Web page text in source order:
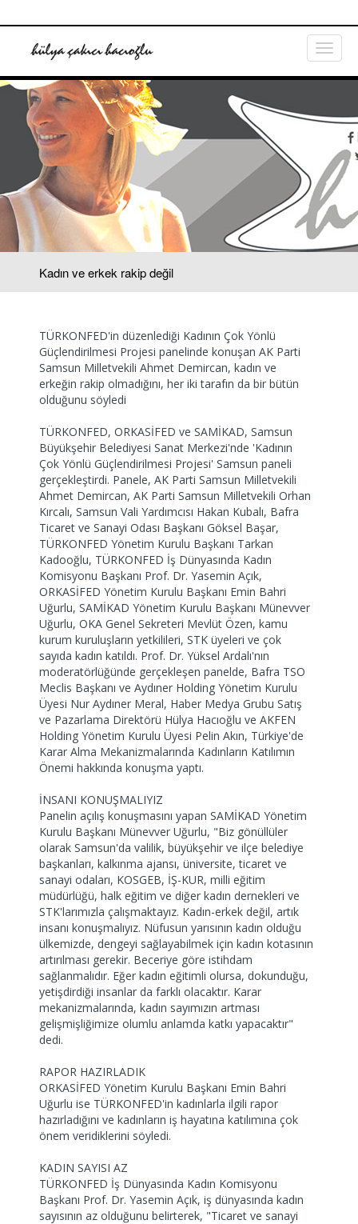
Kadın ve erkek rakip değil
TÜRKONFED'in düzenlediği Kadının Çok Yönlü
Güçlendirilmesi Projesi panelinde konuşan AK Parti
Samsun Milletvekili Ahmet Demircan, kadın ve
erkeğin rakip olmadığını, her iki tarafın da bir bütün
olduğunu söyledi
TÜRKONFED, ORKASİFED ve SAMİKAD, Samsun
Büyükşehir Belediyesi Sanat Merkezi'nde 'Kadının
Çok Yönlü Güçlendirilmesi Projesi' Samsun paneli
gerçekleştirdi. Panele, AK Parti Samsun Milletvekili
Ahmet Demircan, AK Parti Samsun Milletvekili Orhan
Kırcalı, Samsun Vali Yardımcısı Hakan Kubalı, Bafra
Ticaret ve Sanayi Odası Başkanı Göksel Başar,
TÜRKONFED Yönetim Kurulu Başkanı Tarkan
Kadooğlu, TÜRKONFED İş Dünyasında Kadın
Komisyonu Başkanı Prof. Dr. Yasemin Açık,
ORKASİFED Yönetim Kurulu Başkanı Emin Bahri
Uğurlu, SAMİKAD Yönetim Kurulu Başkanı Münevver
Uğurlu, OKA Genel Sekreteri Mevlüt Özen, kamu
kurum kuruluşların yetkilileri, STK üyeleri ve çok
sayıda kadın katıldı. Prof. Dr. Yüksel Ardalı'nın
moderatörlüğünde gerçekleşen panelde, Bafra TSO
Meclis Başkanı ve Aydıner Holding Yönetim Kurulu
Üyesi Nur Aydıner Meral, Haber Medya Grubu Satış
ve Pazarlama Direktörü Hülya Hacıoğlu ve AKFEN
Holding Yönetim Kurulu Üyesi Pelin Akın, Türkiye'de
Karar Alma Mekanizmalarında Kadınların Katılımın
Önemi hakkında konuşma yaptı.
İNSANI KONUŞMALIYIZ
Panelin açılış konuşmasını yapan SAMİKAD Yönetim
Kurulu Başkanı Münevver Uğurlu, "Biz gönüllüler
olarak Samsun'da valilik, büyükşehir ve ilçe belediye
başkanları, kalkınma ajansı, üniversite, ticaret ve
sanayi odaları, KOSGEB, İŞ-KUR, milli eğitim
müdürlüğü, halk eğitim ve diğer kadın dernekleri ve
STK'larımızla çalışmaktayız. Kadın-erkek değil, artık
insanı konuşmalıyız. Nüfusun yarısının kadın olduğu
ülkemizde, dengeyi sağlayabilmek için kadın kotasının
artırılması gerekir. Beceriye göre istihdam
sağlanmalıdır. Eğer kadın eğitimli olursa, dokunduğu,
yetişdirdiği insanlar da farklı olacaktır. Karar
mekanizmalarında, kadın sayımızın artması
gelişmişliğimize olumlu anlamda katkı yapacaktır"
dedi.
RAPOR HAZIRLADIK
ORKASİFED Yönetim Kurulu Başkanı Emin Bahri
Uğurlu ise TÜRKONFED'in kadınlarla ilgili rapor
hazırladığını ve kadınların iş hayatına katılımına çok
önem veridiklerini söyledi.
KADIN SAYISI AZ
TÜRKONFED İş Dünyasında Kadın Komisyonu
Başkanı Prof. Dr. Yasemin Açık, iş dünyasında kadın
sayısının az olduğunu belirterek, "Ticaret ve sanayi